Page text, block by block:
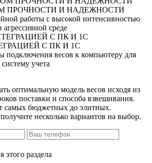
ПРОЧНОСТИ И НАДЕЖНОСТИ
работы с высокой интенсивностью
среде
С ПК И 1С
подключения весов к компьютеру для
учета
оптимальную модель весов исходя из
поставки и способа взвешивания.
самых бюджетных до элитных.
несколько вариантов на выбор.
этого раздела